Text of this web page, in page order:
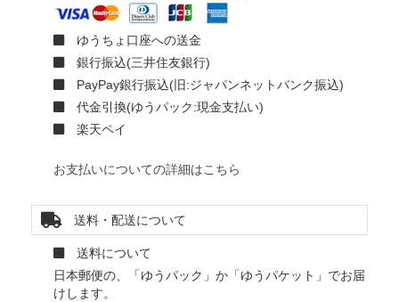
ゆうちょ口座への送金
銀行振込(三井住友銀行)
PayPay銀行振込(旧:ジャパンネットバンク振込)
代金引換(ゆうパック:現金支払い)
楽天ペイ
お支払いについての詳細はこちら
送料・配送について
送料について
日本郵便の、「ゆうパック」か「ゆうパケット」でお届
けします。